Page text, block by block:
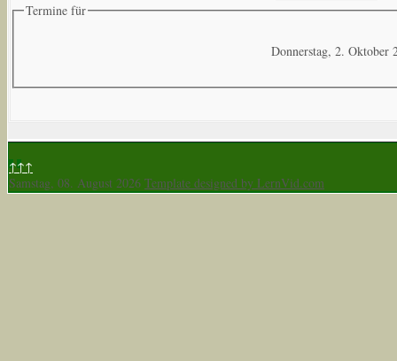
Termine für
Donnerstag, 2. Oktober
↑↑↑
Samstag, 08. August 2026 Template designed by LernVid.com